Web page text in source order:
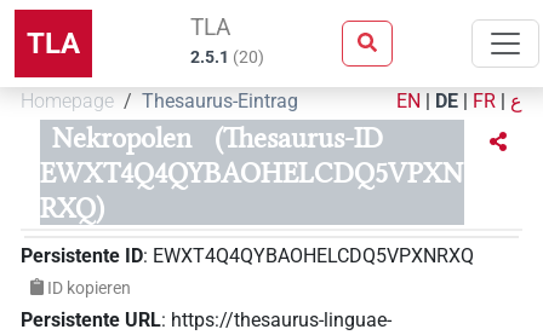
TLA TLA
2.5.1 (20)
Homepage Thesaurus-Eintrag EN | DE | FR | ع
Nekropolen
(Thesaurus-ID
EWXT4Q4QYBAOHELCDQ5VPXN
RXQ)
Persistente ID: EWXT4Q4QYBAOHELCDQ5VPXNRXQ
ID kopieren
Persistente URL: https://thesaurus-linguae-